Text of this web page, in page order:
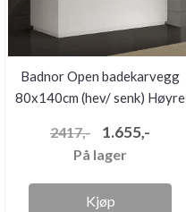
Badnor Open badekarvegg
80x140cm (hev/ senk) Høyre
2417,- 1.655,-
På lager
Kjøp